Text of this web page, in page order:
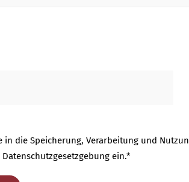
in die Speicherung, Verarbeitung und
ein.*